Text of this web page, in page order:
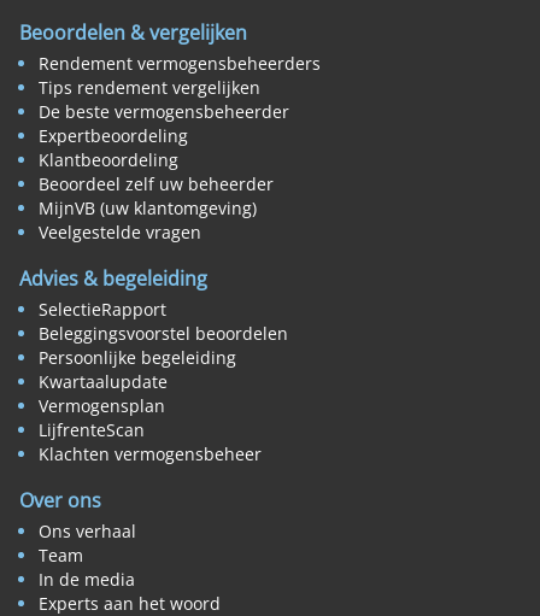
Beoordelen & vergelijken
Rendement vermogensbeheerders
Tips rendement vergelijken
De beste vermogensbeheerder
Expertbeoordeling
Klantbeoordeling
Beoordeel zelf uw beheerder
MijnVB (uw klantomgeving)
Veelgestelde vragen
Advies & begeleiding
SelectieRapport
Beleggingsvoorstel beoordelen
Persoonlijke begeleiding
Kwartaalupdate
Vermogensplan
LijfrenteScan
Klachten vermogensbeheer
Over ons
Ons verhaal
Team
In de media
Experts aan het woord